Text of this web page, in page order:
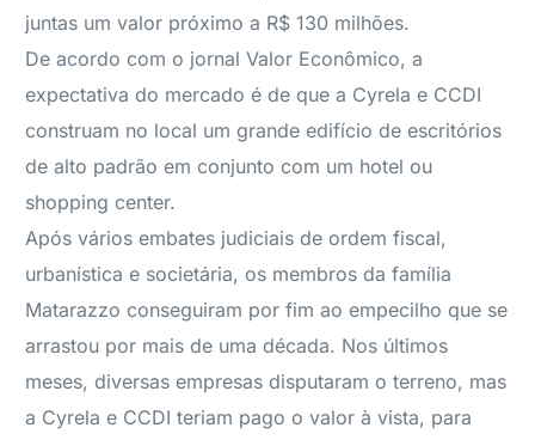
juntas um valor próximo a R$ 130 milhões.
De acordo com o jornal Valor Econômico, a
expectativa do mercado é de que a Cyrela e CCDI
construam no local um grande edifício de escritórios
de alto padrão em conjunto com um hotel ou
shopping center.
Após vários embates judiciais de ordem fiscal,
urbanística e societária, os membros da família
Matarazzo conseguiram por fim ao empecilho que se
arrastou por mais de uma década. Nos últimos
meses, diversas empresas disputaram o terreno, mas
a Cyrela e CCDI teriam pago o valor à vista, para